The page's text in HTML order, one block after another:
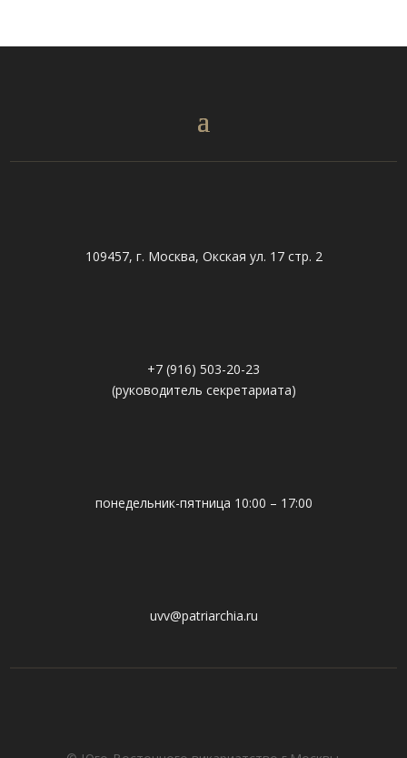
109457, г. Москва, Окская ул. 17 стр. 2
+7 (916) 503-20-23
(руководитель секретариата)
понедельник-пятница 10:00 – 17:00
uvv@patriarchia.ru